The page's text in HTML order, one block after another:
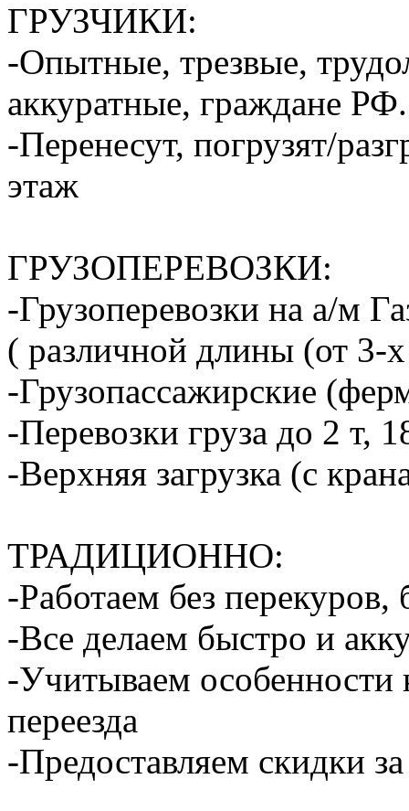
ГРУЗЧИКИ:
-Опытные, трезвые,
аккуратные, граждане РФ.
-Перенесут, погрузят/
этаж
ГРУЗОПЕРЕВОЗКИ:
-Грузоперевозки на а/м
( различной длины (от 3-
-Грузопассажирские
-Перевозки груза до 2 т,
-Верхняя загрузка (с
ТРАДИЦИОННО:
-Работаем без
-Все делаем быстро и
-Учитываем особенности
переезда
-Предоставляем скидки